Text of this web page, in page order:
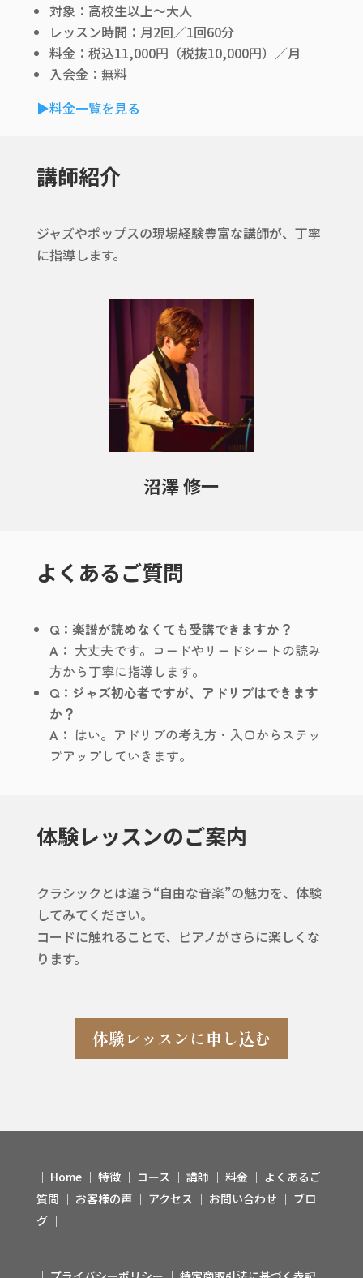
対象：高校生以上〜大人
レッスン時間：月2回／1回60分
料金：税込11,000円（税抜10,000円）／月
入会金：無料
▶︎料金一覧を見る
講師紹介
ジャズやポップスの現場経験豊富な講師が、丁寧
に指導します。
沼澤 修一
よくあるご質問
Q：楽譜が読めなくても受講できますか？
A： 大丈夫です。コードやリードシートの読み
方から丁寧に指導します。
Q：ジャズ初心者ですが、アドリブはできます
か？
A： はい。アドリブの考え方・入口からステッ
プアップしていきます。
体験レッスンのご案内
クラシックとは違う“自由な音楽”の魅力を、体験
してみてください。
コードに触れることで、ピアノがさらに楽しくな
ります。
体験レッスンに申し込む
│ Home│ 特徴│ コース │ 講師 │ 料金 │ よくあるご
質問 │ お客様の声│ アクセス │ お問い合わせ │ ブロ
グ│